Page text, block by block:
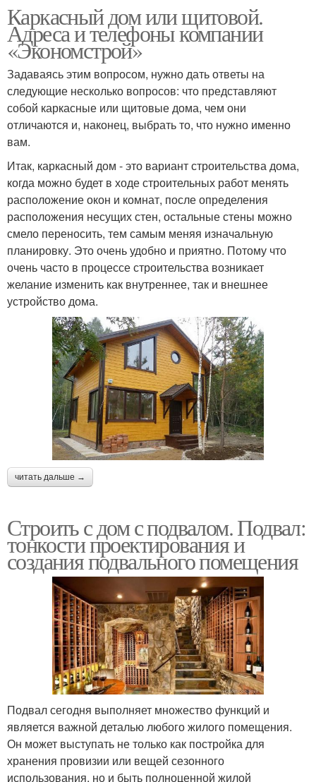
Каркасный дом или щитовой.
Адреса и телефоны компании
«Экономстрой»
Задаваясь этим вопросом, нужно дать ответы на
следующие несколько вопросов: что представляют
собой каркасные или щитовые дома, чем они
отличаются и, наконец, выбрать то, что нужно именно
вам.
Итак, каркасный дом - это вариант строительства дома,
когда можно будет в ходе строительных работ менять
расположение окон и комнат, после определения
расположения несущих стен, остальные стены можно
смело переносить, тем самым меняя изначальную
планировку. Это очень удобно и приятно. Потому что
очень часто в процессе строительства возникает
желание изменить как внутреннее, так и внешнее
устройство дома.
читать дальше →
Строить с дом с подвалом. Подвал:
тонкости проектирования и
создания подвального помещения
Подвал сегодня выполняет множество функций и
является важной деталью любого жилого помещения.
Он может выступать не только как постройка для
хранения провизии или вещей сезонного
использования, но и быть полноценной жилой